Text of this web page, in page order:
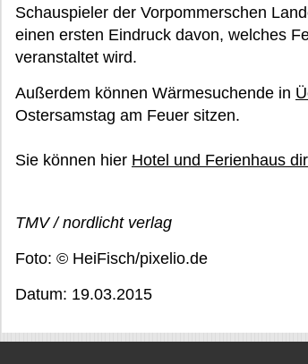
Schauspieler der Vorpommerschen
einen ersten Eindruck davon, welches
veranstaltet wird.
Außerdem können Wärmesuchende in
Ostersamstag am Feuer sitzen.
Sie können hier Hotel und Ferienhaus
TMV / nordlicht verlag
Foto: © HeiFisch/pixelio.de
Datum: 19.03.2015